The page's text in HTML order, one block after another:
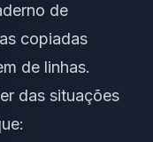
de
copiadas
de linhas.
das situações